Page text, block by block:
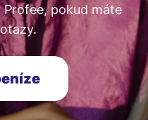
pokud máte